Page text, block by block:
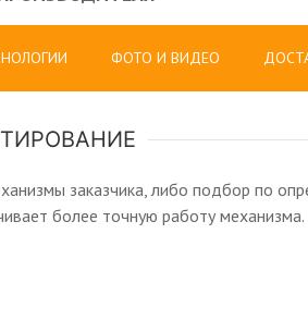
ФОТО И ВИДЕО
заказчика, либо подбор по
более точную работу